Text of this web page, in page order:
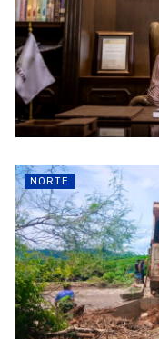
NORTE